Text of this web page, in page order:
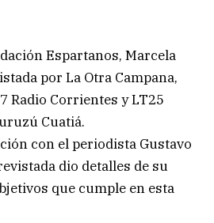
Espartanos, Marcela
por La Otra Campana,
Radio Corrientes y LT25
Cuatiá.
con el periodista Gustavo
dio detalles de su
que cumple en esta